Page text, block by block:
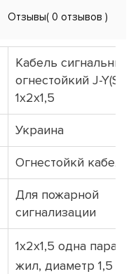
Отзывы( 0 отзывов )
Кабель сигнальный
огнестойкий J-
1х2х1,5
Украина
Огнестойкй
Для пожарной
сигнализации
1х2х1,5 одна пара
жил, диаметр 1,5